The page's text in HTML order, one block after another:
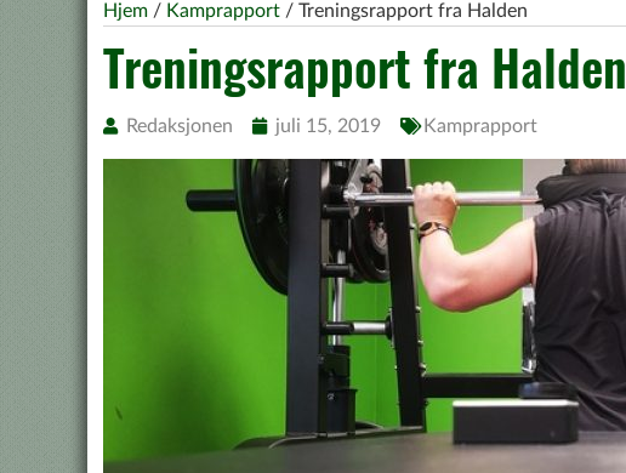
Hjem / Kamprapport / Treningsrapport fra Halden
Treningsrapport fra Halden
Redaksjonen juli 15, 2019 Kamprapport